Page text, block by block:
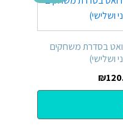
בסדרת משחקים
ושלישי)
₪